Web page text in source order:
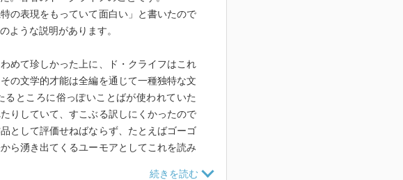
の表現をもっていて面白い」と書いたので
ような説明があります。
めて珍しかった上に、ド・クライフはこれ
の文学的才能は全編を通じて一種独特な文
ところに俗っぽいことばが使われていた
りしていて、すこぶる訳しにくかったので
として評価せねばならず、たとえばゴーゴ
ら湧き出てくるユーモアとしてこれを読み